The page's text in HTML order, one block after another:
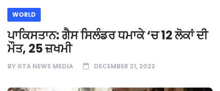
WORLD
ਪਾਕਿਸਤਾਨ: ਗੈਸ ਸਿਲੰਡਰ ਧਮਾਕੇ ‘ਚ 12 ਲੋਕਾਂ ਦੀ
ਮੌਤ, 25 ਜ਼ਖਮੀ
BY GTA NEWS MEDIA DECEMBER 21, 2022